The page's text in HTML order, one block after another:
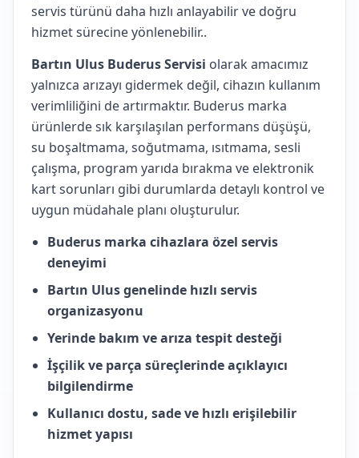
servis türünü daha hızlı anlayabilir ve doğru
hizmet sürecine yönlenebilir..
Bartın Ulus Buderus Servisi olarak amacımız
yalnızca arızayı gidermek değil, cihazın kullanım
verimliliğini de artırmaktır. Buderus marka
ürünlerde sık karşılaşılan performans düşüşü,
su boşaltmama, soğutmama, ısıtmama, sesli
çalışma, program yarıda bırakma ve elektronik
kart sorunları gibi durumlarda detaylı kontrol ve
uygun müdahale planı oluşturulur.
Buderus marka cihazlara özel servis
deneyimi
Bartın Ulus genelinde hızlı servis
organizasyonu
Yerinde bakım ve arıza tespit desteği
İşçilik ve parça süreçlerinde açıklayıcı
bilgilendirme
Kullanıcı dostu, sade ve hızlı erişilebilir
hizmet yapısı